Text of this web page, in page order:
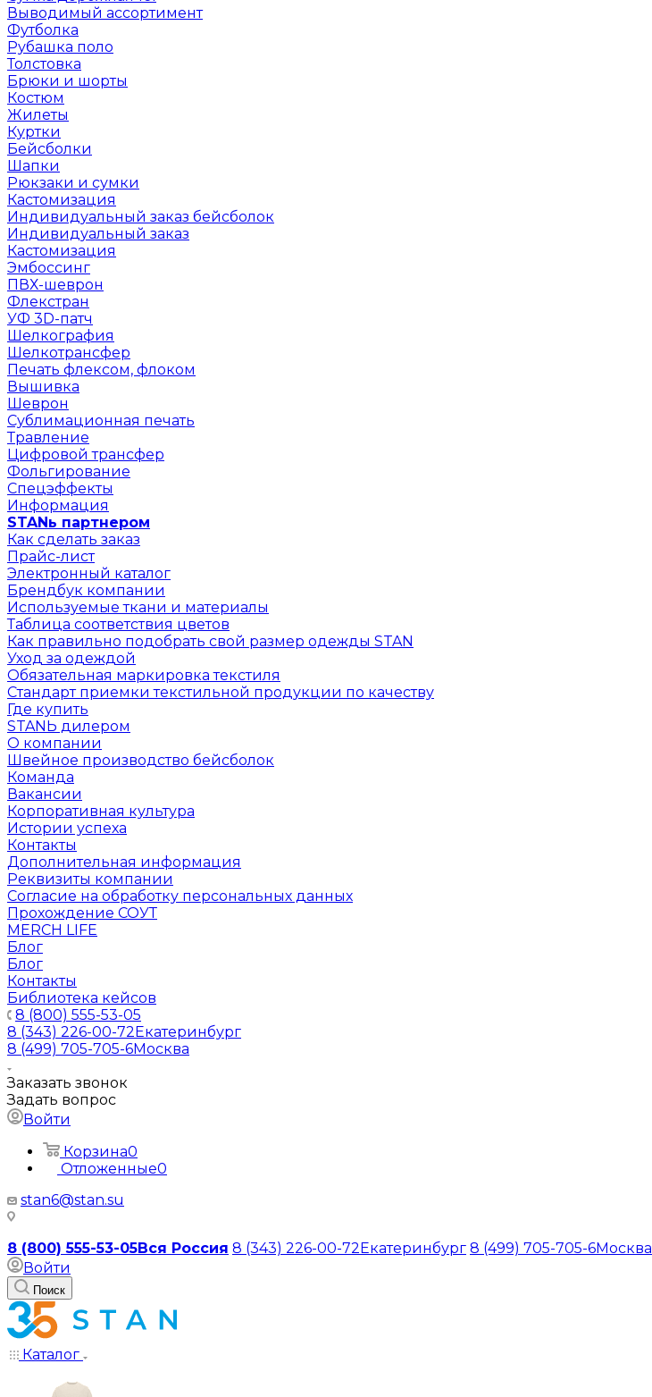
Выводимый ассортимент
Футболка
Рубашка поло
Толстовка
Брюки и шорты
Костюм
Жилеты
Куртки
Бейсболки
Шапки
Рюкзаки и сумки
Кастомизация
Индивидуальный заказ бейсболок
Индивидуальный заказ
Кастомизация
Эмбоссинг
ПВХ-шеврон
Флекстран
УФ 3D-патч
Шелкография
Шелкотрансфер
Печать флексом, флоком
Вышивка
Шеврон
Сублимационная печать
Травление
Цифровой трансфер
Фольгирование
Спецэффекты
Информация
STANь партнером
Как сделать заказ
Прайс-лист
Электронный каталог
Брендбук компании
Используемые ткани и материалы
Таблица соответствия цветов
Как правильно подобрать свой размер одежды STAN
Уход за одеждой
Обязательная маркировка текстиля
Стандарт приемки текстильной продукции по качеству
Где купить
STANЬ дилером
О компании
Швейное производство бейсболок
Команда
Вакансии
Корпоративная культура
Истории успеха
Контакты
Дополнительная информация
Реквизиты компании
Согласие на обработку персональных данных
Прохождение СОУТ
MERCH LIFE
Блог
Блог
Контакты
Библиотека кейсов
8 (800) 555-53-05
8 (343) 226-00-72Екатеринбург
8 (499) 705-705-6Москва
Заказать звонок
Задать вопрос
Войти
Корзина0
Отложенные0
stan6@stan.su
8 (800) 555-53-05Вся Россия 8 (343) 226-00-72Екатеринбург 8 (499) 705-705-6Москва
Войти
Поиск
Каталог